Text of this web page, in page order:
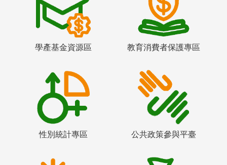
學產基金資源區 教育消費者保護專區
性別統計專區 公共政策參與平臺